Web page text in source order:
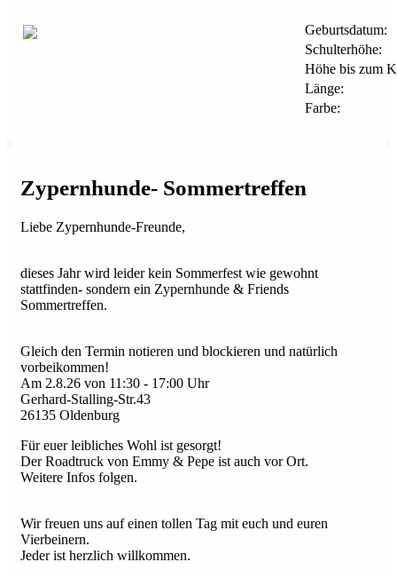
Geburtsdatum:
Schulterhöhe:
Höhe bis zum
Länge:
Farbe:
Zypernhunde- Sommertreffen
Liebe Zypernhunde-Freunde,
dieses Jahr wird leider kein Sommerfest wie gewohnt
stattfinden- sondern ein Zypernhunde & Friends
Sommertreffen.
Gleich den Termin notieren und blockieren und natürlich
vorbeikommen!
Am 2.8.26 von 11:30 - 17:00 Uhr
Gerhard-Stalling-Str.43
26135 Oldenburg
Für euer leibliches Wohl ist gesorgt!
Der Roadtruck von Emmy & Pepe ist auch vor Ort.
Weitere Infos folgen.
Wir freuen uns auf einen tollen Tag mit euch und euren
Vierbeinern.
Jeder ist herzlich willkommen.